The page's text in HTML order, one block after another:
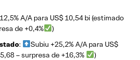
A/A para US$ 10,54 bi (estimado
de +0,4%
)
:
Subiu +25,2% A/A para US$
– surpresa de +16,3%
)